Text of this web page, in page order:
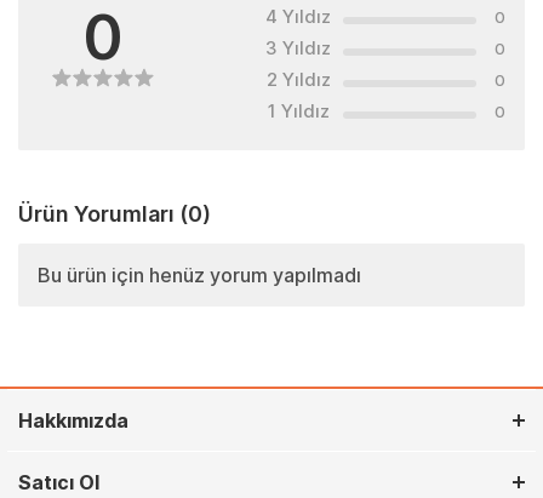
0 4 Yıldız 0
3 Yıldız 0
2 Yıldız 0
1 Yıldız 0
Ürün Yorumları (0)
Bu ürün için henüz yorum yapılmadı
Hakkımızda
Satıcı Ol